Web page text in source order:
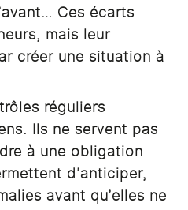
Ces écarts
mais leur
créer une situation à
réguliers
Ils ne servent pas
à une obligation
d’anticiper,
avant qu’elles ne